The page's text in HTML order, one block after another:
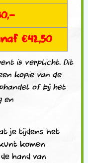
€42,50
is verplicht. Dit
kopie van de
of bij het
en
je tijdens het
komen
hand van